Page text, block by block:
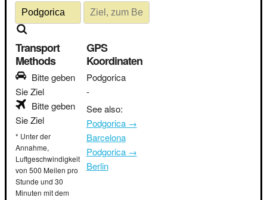
Transport
Methods
Bitte geben
Sie Ziel
Bitte geben
Sie Ziel
* Unter der
Annahme,
Luftgeschwindigkeit
von 500 Meilen pro
Stunde und 30
Minuten mit dem
GPS
Koordinaten
Podgorica
-
See also:
Podgorica →
Barcelona
Podgorica →
Berlin